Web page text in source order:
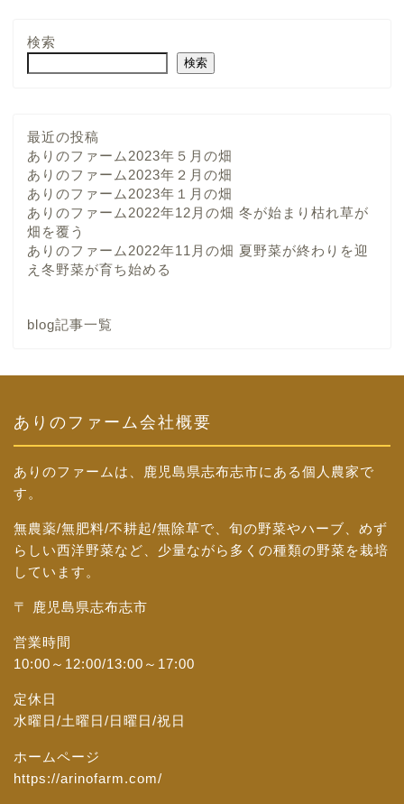
検索
検索
最近の投稿
ありのファーム2023年５月の畑
ありのファーム2023年２月の畑
ありのファーム2023年１月の畑
ありのファーム2022年12月の畑 冬が始まり枯れ草が
畑を覆う
ありのファーム2022年11月の畑 夏野菜が終わりを迎
え冬野菜が育ち始める
blog記事一覧
ありのファーム会社概要
ありのファームは、鹿児島県志布志市にある個人農家で
す。
無農薬/無肥料/不耕起/無除草で、旬の野菜やハーブ、めず
らしい西洋野菜など、少量ながら多くの種類の野菜を栽培
しています。
〒 鹿児島県志布志市
営業時間
10:00～12:00/13:00～17:00
定休日
水曜日/土曜日/日曜日/祝日
ホームページ
https://arinofarm.com/